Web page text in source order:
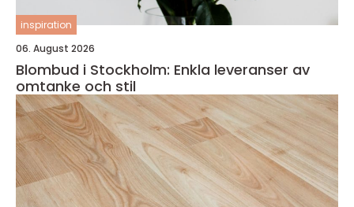
inspiration
06. August 2026
Blombud i Stockholm: Enkla leveranser av
omtanke och stil